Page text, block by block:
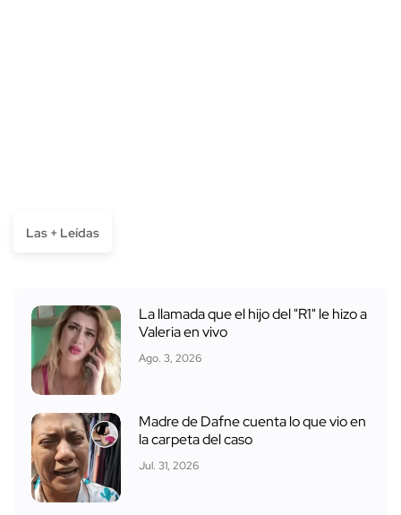
Las + Leídas
La llamada que el hijo del "R1" le hizo a
Valeria en vivo
Ago. 3, 2026
Madre de Dafne cuenta lo que vio en
la carpeta del caso
Jul. 31, 2026